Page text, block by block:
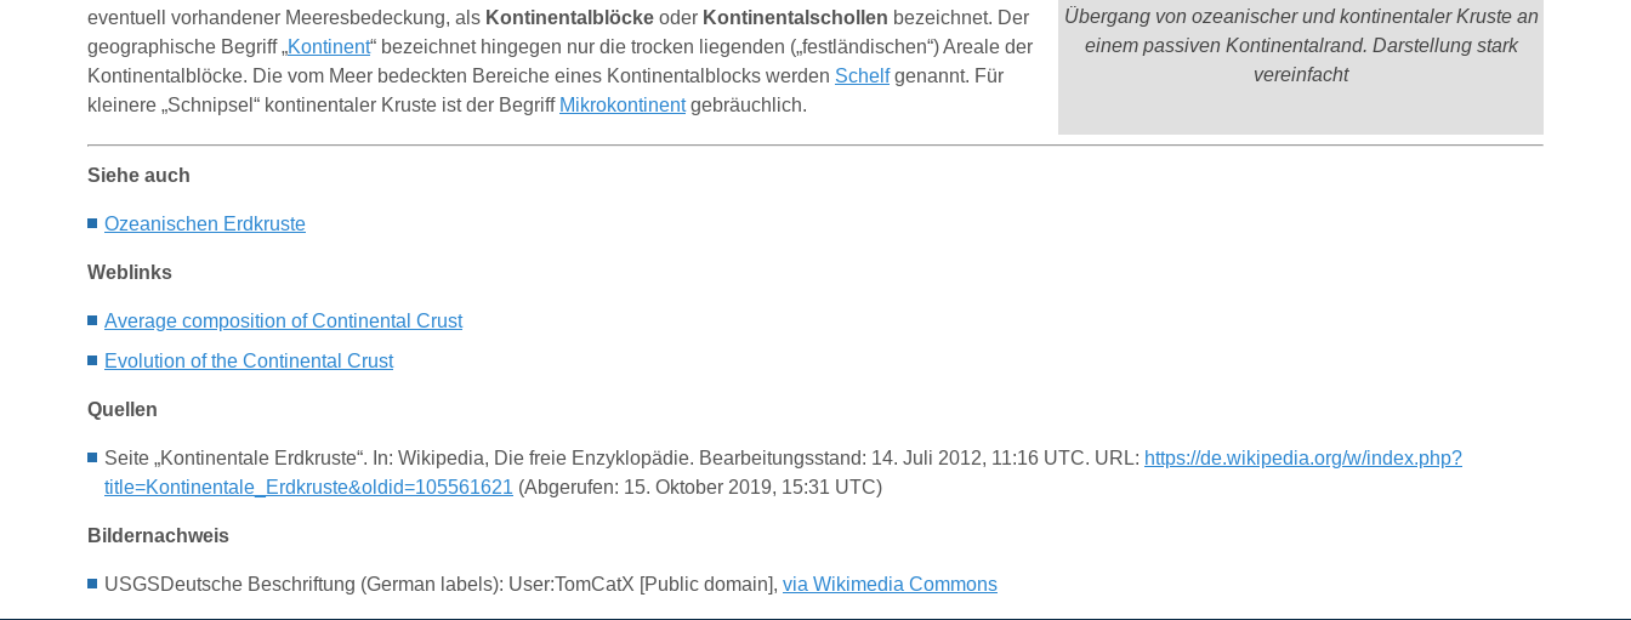
eventuell vorhandener Meeresbedeckung, als Kontinentalblöcke oder Kontinentalschollen bezeichnet. Der
geographische Begriff „Kontinent“ bezeichnet hingegen nur die trocken liegenden („festländischen“) Areale der
Kontinentalblöcke. Die vom Meer bedeckten Bereiche eines Kontinentalblocks werden Schelfgenannt. Für
kleinere „Schnipsel“ kontinentaler Kruste ist der Begriff Mikrokontinentgebräuchlich.
Übergang von ozeanischer und kontinentaler Kruste an
einem passiven Kontinentalrand. Darstellung stark
vereinfacht
Siehe auch
Ozeanischen Erdkruste
Weblinks
Average composition of Continental Crust
Evolution of the Continental Crust
Quellen
Seite „Kontinentale Erdkruste“. In: Wikipedia, Die freie Enzyklopädie. Bearbeitungsstand: 14. Juli 2012, 11:16 UTC. URL: https://de.wikipedia.org/w/index.php?
title=Kontinentale_Erdkruste&oldid=105561621 (Abgerufen: 15. Oktober 2019, 15:31 UTC)
Bildernachweis
USGSDeutsche Beschriftung (German labels): User:TomCatX [Public domain], via Wikimedia Commons